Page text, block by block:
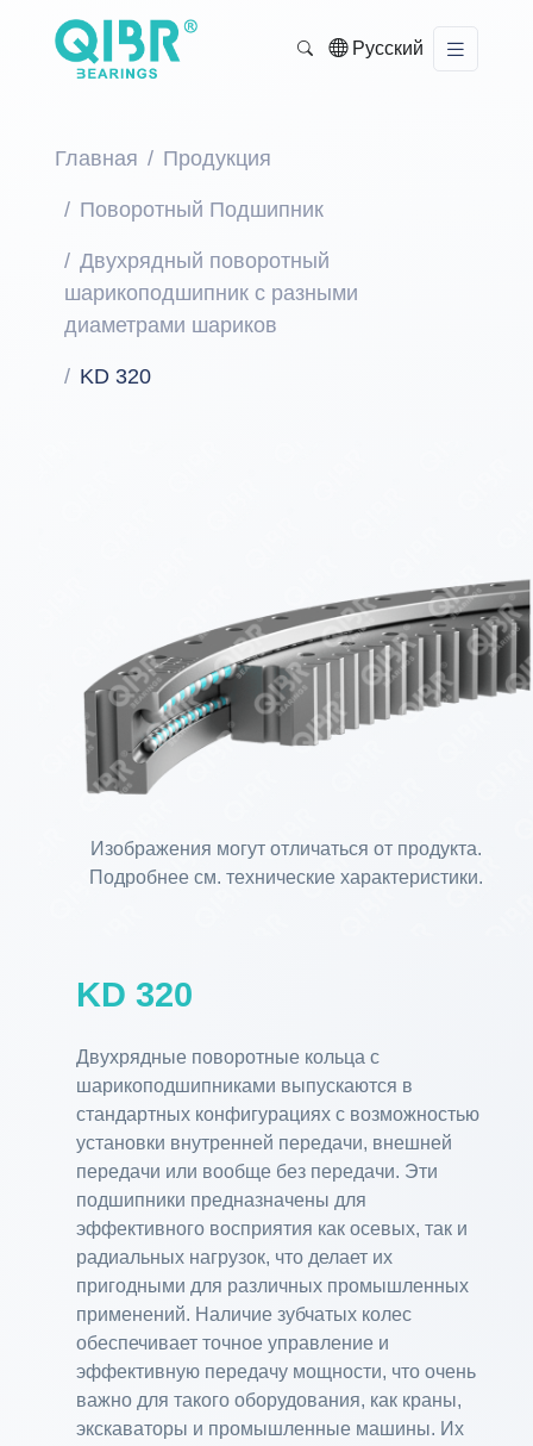
Русский
Главная Продукция
Поворотный Подшипник
Двухрядный поворотный
шарикоподшипник с разными
диаметрами шариков
KD 320
Изображения могут отличаться от продукта.
Подробнее см. технические характеристики.
KD 320
Двухрядные поворотные кольца с
шарикоподшипниками выпускаются в
стандартных конфигурациях с возможностью
установки внутренней передачи, внешней
передачи или вообще без передачи. Эти
подшипники предназначены для
эффективного восприятия как осевых, так и
радиальных нагрузок, что делает их
пригодными для различных промышленных
применений. Наличие зубчатых колес
обеспечивает точное управление и
эффективную передачу мощности, что очень
важно для такого оборудования, как краны,
экскаваторы и промышленные машины. Их